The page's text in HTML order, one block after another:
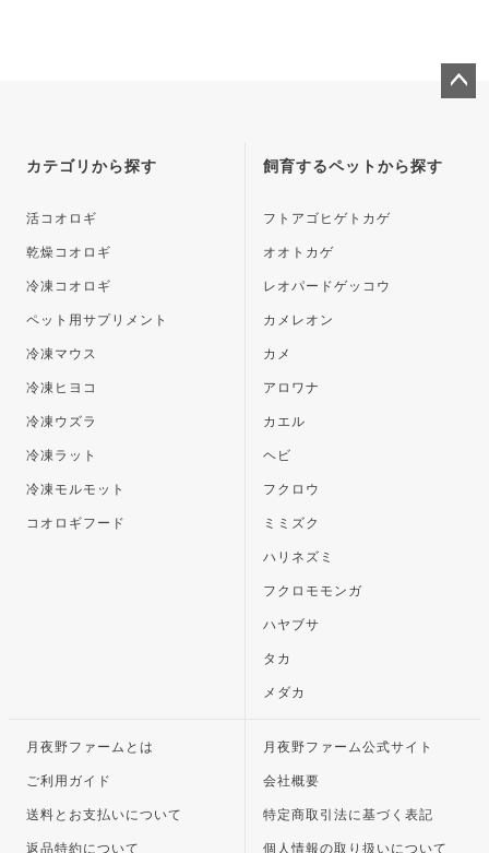
カテゴリから探す
活コオロギ
乾燥コオロギ
冷凍コオロギ
ペット用サプリメント
冷凍マウス
冷凍ヒヨコ
冷凍ウズラ
冷凍ラット
冷凍モルモット
コオロギフード
飼育するペットから探す
フトアゴヒゲトカゲ
オオトカゲ
レオパードゲッコウ
カメレオン
カメ
アロワナ
カエル
ヘビ
フクロウ
ミミズク
ハリネズミ
フクロモモンガ
ハヤブサ
タカ
メダカ
月夜野ファームとは
ご利用ガイド
送料とお支払いについて
返品特約について
月夜野ファーム公式サイト
会社概要
特定商取引法に基づく表記
個人情報の取り扱いについて